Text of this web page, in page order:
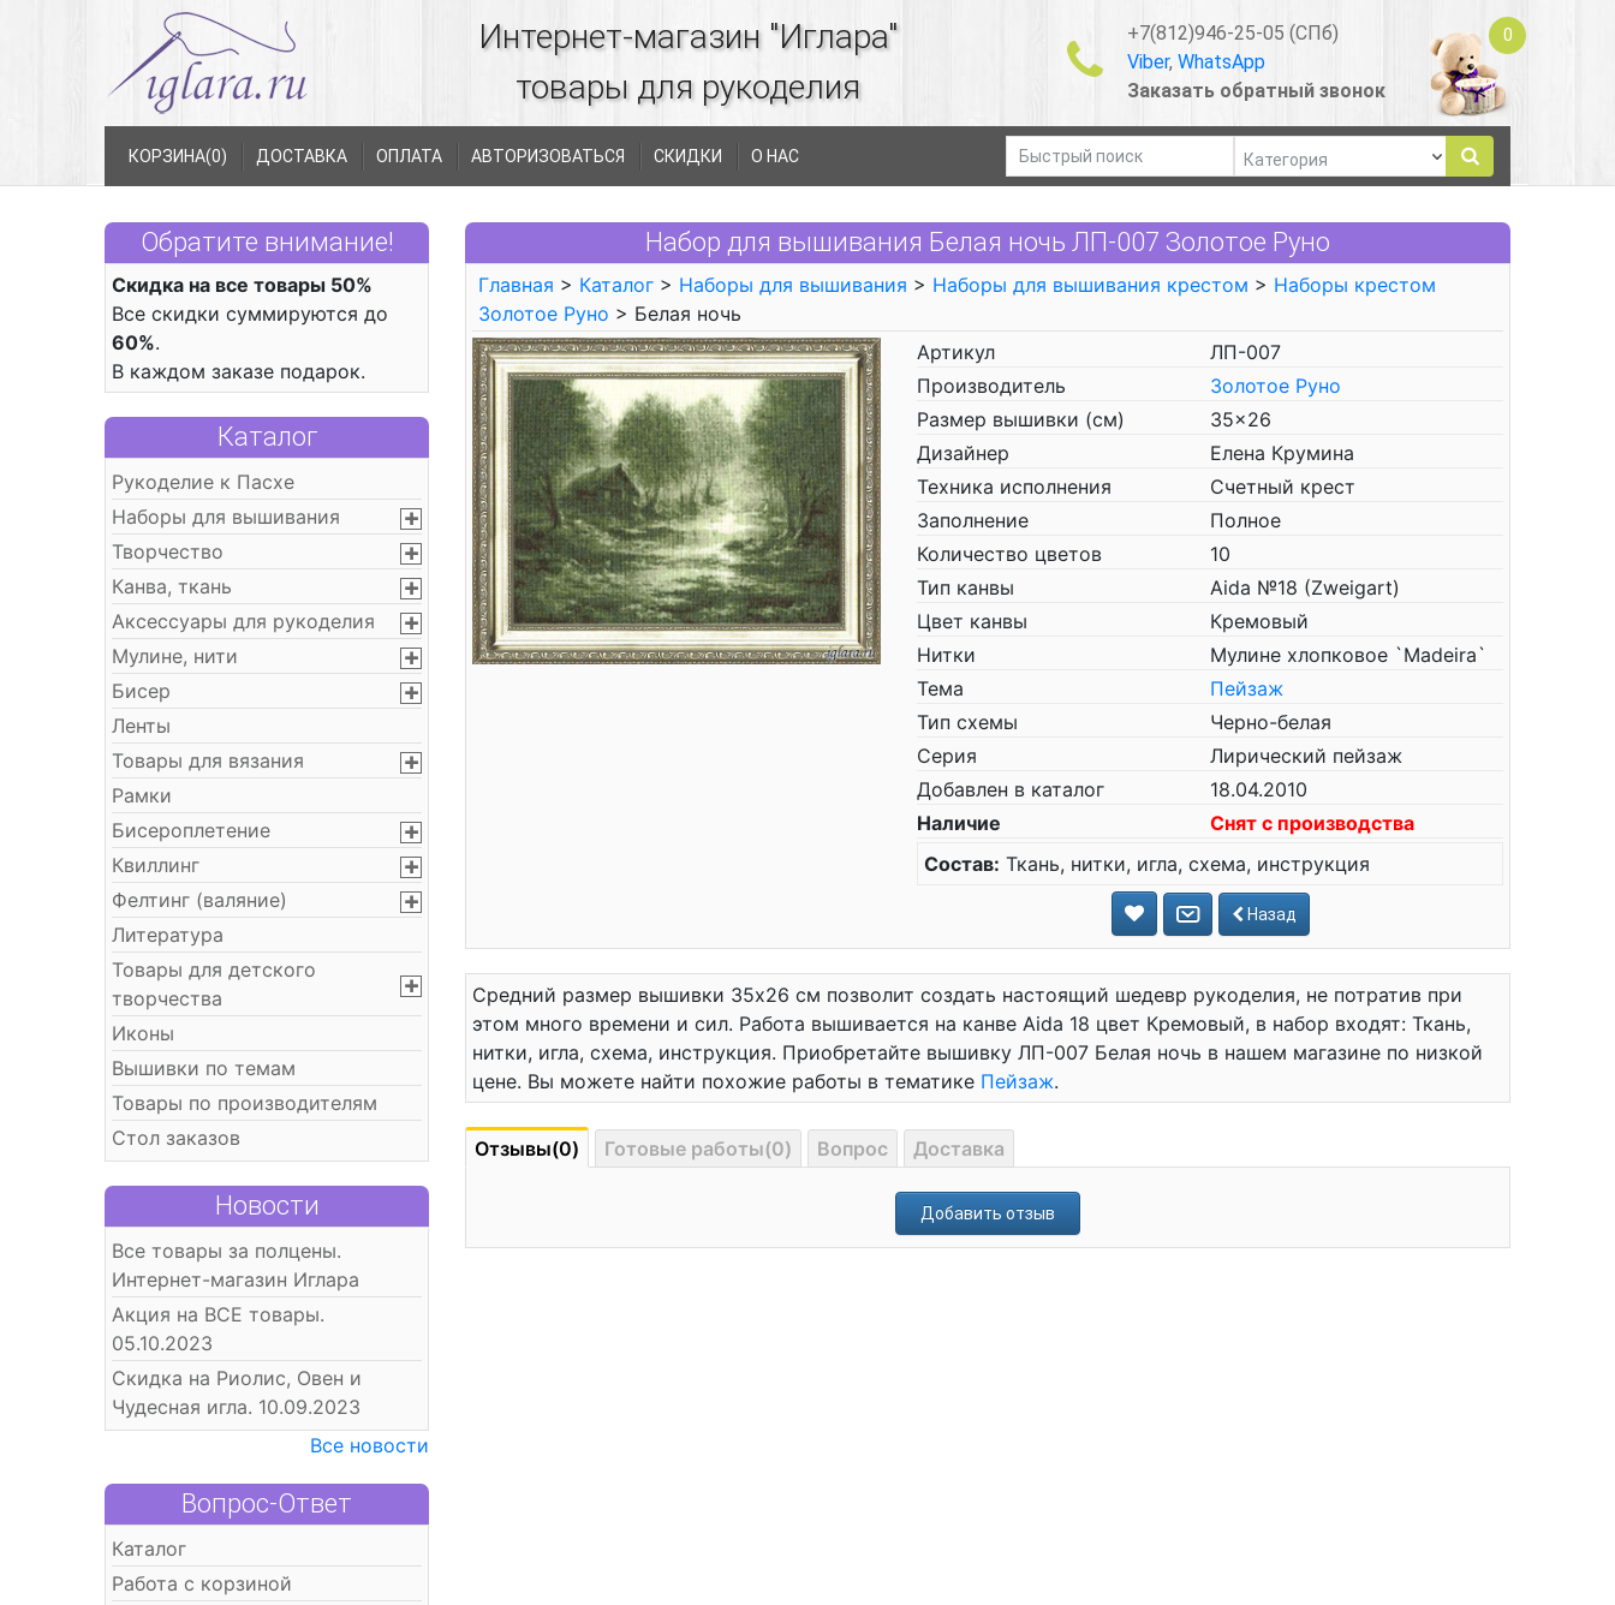
Интернет-магазин "Иглара"
товары для рукоделия
+7(812)946-25-05 (СПб)
Viber, WhatsApp
Заказать обратный звонок
0
КОРЗИНА(0) ДОСТАВКА ОПЛАТА АВТОРИЗОВАТЬСЯ СКИДКИ О НАС
Обратите внимание!
Скидка на все товары 50%
Все скидки суммируются до
60%.
В каждом заказе подарок.
Каталог
Рукоделие к Пасхе
Наборы для вышивания
Творчество
Канва, ткань
Аксессуары для рукоделия
Мулине, нити
Бисер
Ленты
Товары для вязания
Рамки
Бисероплетение
Квиллинг
Фелтинг (валяние)
Литература
Товары для детского
творчества
Иконы
Вышивки по темам
Товары по производителям
Стол заказов
Новости
Все товары за полцены.
Интернет-магазин Иглара
Акция на ВСЕ товары.
05.10.2023
Скидка на Риолис, Овен и
Чудесная игла. 10.09.2023
Все новости
Вопрос-Ответ
Каталог
Работа с корзиной
Набор для вышивания Белая ночь ЛП-007 Золотое Руно
Главная > Каталог > Наборы для вышивания > Наборы для вышивания крестом > Наборы крестом
Золотое Руно > Белая ночь
Артикул
ЛП-007
Производитель
Золотое Руно
Размер вышивки (см)
35x26
Дизайнер
Елена Крумина
Техника исполнения
Счетный крест
Заполнение
Полное
Количество цветов
10
Тип канвы
Aida №18 (Zweigart)
Цвет канвы
Кремовый
Нитки
Мулине хлопковое `Madeira`
Тема
Пейзаж
Тип схемы
Черно-белая
Серия
Лирический пейзаж
Добавлен в каталог
18.04.2010
Наличие
Снят с производства
Состав: Ткань, нитки, игла, схема, инструкция
Назад
Средний размер вышивки 35x26 см позволит создать настоящий шедевр рукоделия, не потратив при
этом много времени и сил. Работа вышивается на канве Aida 18 цвет Кремовый, в набор входят: Ткань,
нитки, игла, схема, инструкция. Приобретайте вышивку ЛП-007 Белая ночь в нашем магазине по низкой
цене. Вы можете найти похожие работы в тематике Пейзаж.
Отзывы(0) Готовые работы(0) Вопрос Доставка
Добавить отзыв